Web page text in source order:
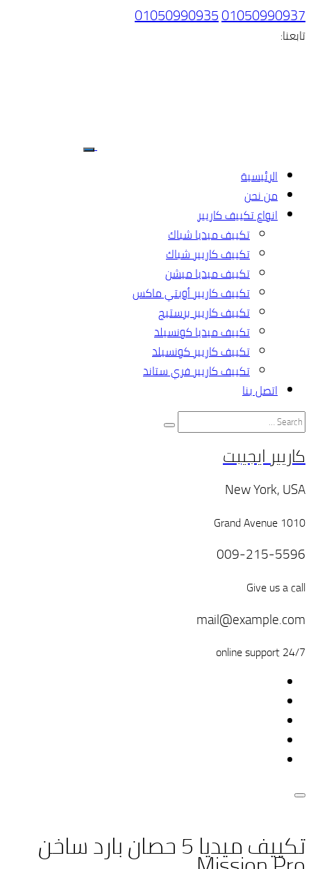
01050990937
01050990935
تابعنا:
الرئيسية
من نحن
انواع تكييف كاريير
تكييف ميديا شباك
تكييف كاريير شباك
تكييف ميديا ميشن
تكييف كاريير أوبتي ماكس
تكييف كاريير برستيج
تكييف ميديا كونسيلد
تكييف كاريير كونسيلد
تكييف كاريير فري ستاند
اتصل بنا
كاريير ايجيبت
New York, USA
1010 Grand Avenue
009-215-5596
Give us a call
mail@example.com
24/7 online support
تكييف ميديا 5 حصان بارد ساخن